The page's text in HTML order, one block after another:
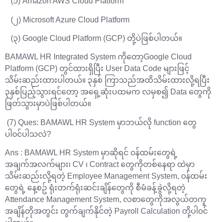
(၂) Microsoft Azure Cloud Platform
(၃) Google Cloud Platform (GCP) တို့ပဲဖြစ်ပါတယ်။
BAMAWL HR Integrated System ကိုတော့Google Cloud
Platform (GCP) တွင်ထားရှိပြီး User Data Code များဖြင့်
သိမ်းဆည်းထားပါတယ်။ ၃နှစ် ကြာသည်အထိသိမ်းထားလို့ရပြီး
၃နှစ်ပြည့်သွားရင်တော့ အရှေ့ဆုံးပထမက လမှစ၍ Data တွေကို
ဖြတ်သွားမှာပဲဖြစ်ပါတယ်။
(7) Ques: BAMAWL HR System မှာဘယ်လို function တွေ
ပါ၀င်ပါသလဲ?
Ans : BAMAWL HR System မှာဆိုရင် ၀န်ထမ်းတွေရဲ့
အချက်အလက်များ၊ CV ၊ Contract တွေကိုတစ်နေရာ ထဲမှာ
သိမ်းဆည်းလို့ရတဲ့ Employee Management System, ၀န်ထမ်း
တွေရဲ့ နေ့စဥ် ရုံးတက်ရုံးဆင်းချိန်တွေကို စီမံခန့်ခွဲလို့ရတဲ့
Attendance Management System, လစာတွေကိုအလွယ်တကူ
အချိန်တိုအတွင်း တွက်ချက်နိုင်တဲ့ Payroll Calculation တို့ပါ၀င်